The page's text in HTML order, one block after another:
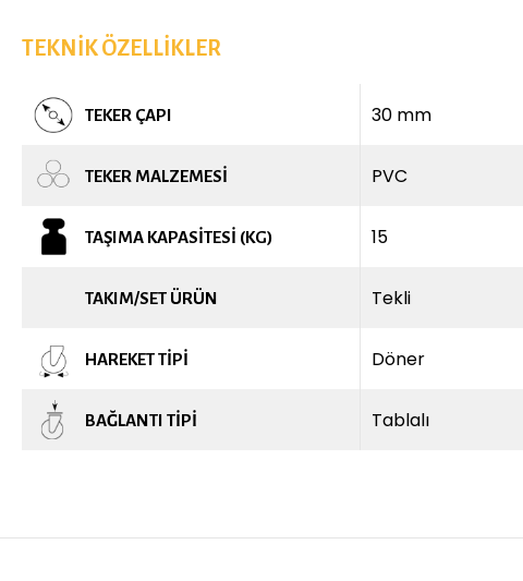
TEKNIK ÖZELLIKLER
TEKER ÇAPI 30 mm
TEKER MALZEMESI PVC
TAŞIMA KAPASITESI (KG) 15
TAKIM/SET ÜRÜN Tekli
HAREKET TIPI Döner
BAĞLANTI TIPI Tablalı